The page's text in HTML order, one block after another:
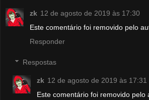
zk 12 de agosto de 2019 às 17:30
Este comentário foi removido pelo
Responder
Respostas
zk 12 de agosto de 2019 às 17:31
Este comentário foi removido pelo